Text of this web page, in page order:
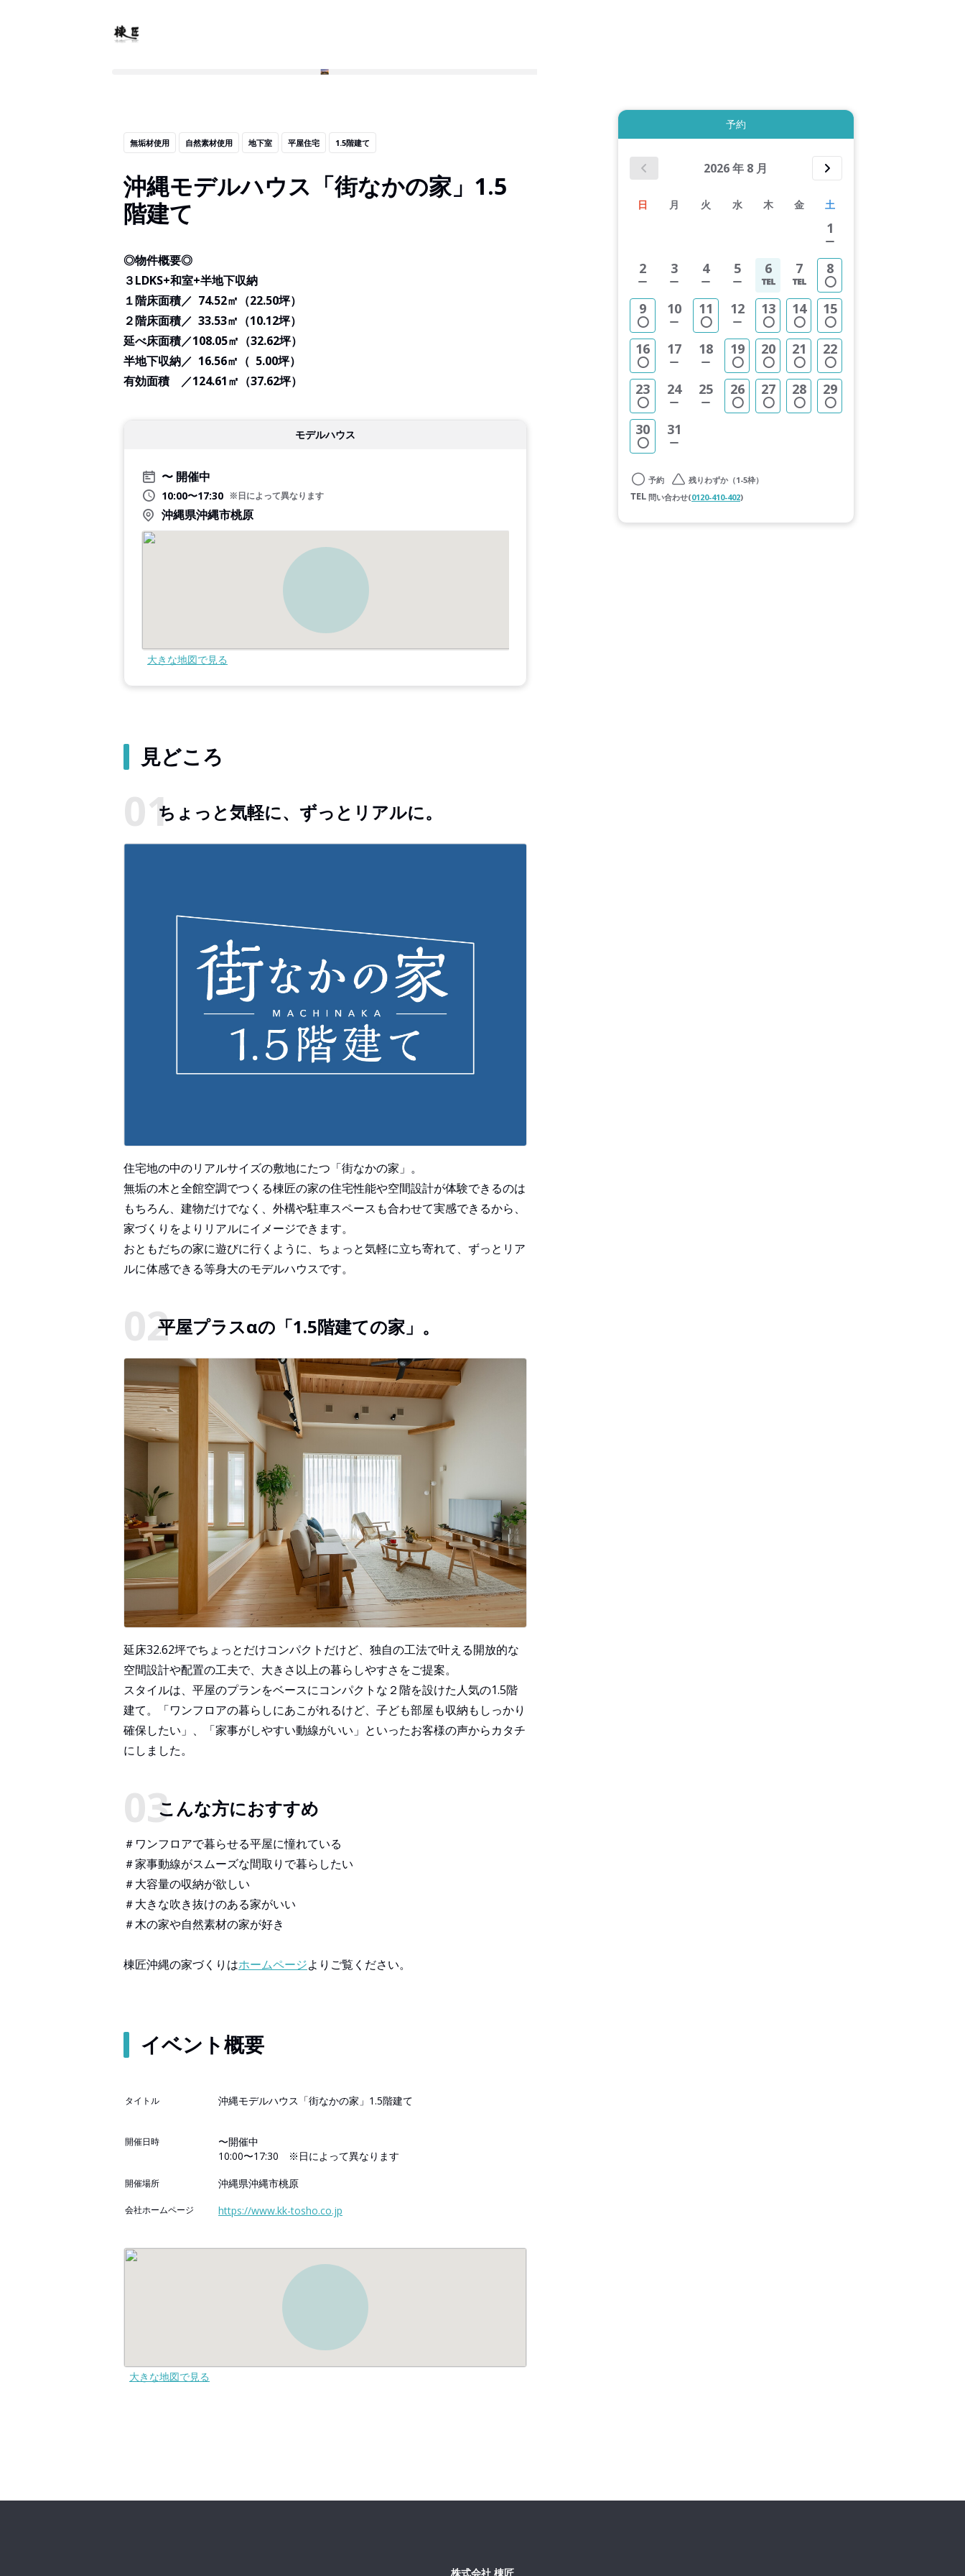
無垢材使用 自然素材使用 地下室 平屋住宅 1.5階建て
沖縄モデルハウス「街なかの家」1.5
階建て
◎物件概要◎
３LDKS+和室+半地下収納
１階床面積／ 74.52㎡（22.50坪）
２階床面積／ 33.53㎡（10.12坪）
延べ床面積／108.05㎡（32.62坪）
半地下収納／ 16.56㎡（ 5.00坪）
有効面積 ／124.61㎡（37.62坪）
モデルハウス
開催中
10:00〜17:30 ※日によって異なります
沖縄県沖縄市桃原
大きな地図で見る
見どころ
ちょっと気軽に、ずっとリアルに。
住宅地の中のリアルサイズの敷地にたつ「街なかの家」。
無垢の木と全館空調でつくる棟匠の家の住宅性能や空間設計が体験できるのは
もちろん、建物だけでなく、外構や駐車スペースも合わせて実感できるから、
家づくりをよりリアルにイメージできます。
おともだちの家に遊びに行くように、ちょっと気軽に立ち寄れて、ずっとリア
ルに体感できる等身大のモデルハウスです。
平屋プラスαの「1.5階建ての家」。
延床32.62坪でちょっとだけコンパクトだけど、独自の工法で叶える開放的な
空間設計や配置の工夫で、大きさ以上の暮らしやすさをご提案。
スタイルは、平屋のプランをベースにコンパクトな２階を設けた人気の1.5階
建て。「ワンフロアの暮らしにあこがれるけど、子ども部屋も収納もしっかり
確保したい」、「家事がしやすい動線がいい」といったお客様の声からカタチ
にしました。
こんな方におすすめ
＃ワンフロアで暮らせる平屋に憧れている
＃家事動線がスムーズな間取りで暮らしたい
＃大容量の収納が欲しい
＃大きな吹き抜けのある家がいい
＃木の家や自然素材の家が好き
棟匠沖縄の家づくりはホームページよりご覧ください。
イベント概要
タイトル 沖縄モデルハウス「街なかの家」1.5階建て
開催日時
〜開催中
10:00〜17:30 ※日によって異なります
開催場所 沖縄県沖縄市桃原
会社ホームページ https://www.kk-tosho.co.jp
大きな地図で見る
予約
2026年 8 月
日 月 火 水 木 金 土
1
2 3 4 5 6 7 8
9 10 11 12 13 14 15
16 17 18 19 20 21 22
23 24 25 26 27 28 29
30 31
予約
残りわずか（1-5枠）
問い合わせ(0120-410-402)
株式会社 棟匠